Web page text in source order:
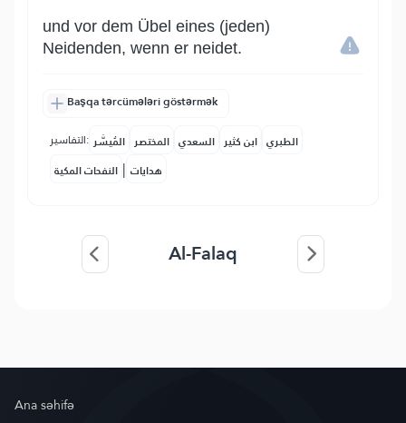
und vor dem Übel eines (jeden)
Neidenden, wenn er neidet.
Başqa tərcümələri göstərmək
التفاسير: المُيسَّر المختصر السعدي ابن كثير الطبري
النفحات المكية | هدايات
Al-Falaq
Ana səhifə